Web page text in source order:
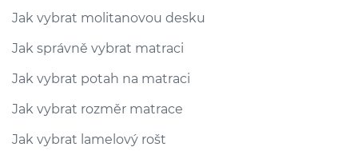
Jak vybrat molitanovou desku
Jak správně vybrat matraci
Jak vybrat potah na matraci
Jak vybrat rozměr matrace
Jak vybrat lamelový rošt